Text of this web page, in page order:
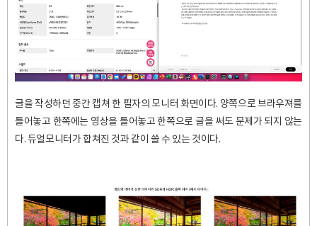
글을 작성하던 중간 캡쳐 한 필자의 모니터 화면이다. 양쪽으로 브라우져를
틀어놓고 한쪽에는 영상을 틀어놓고 한쪽으로 글을 써도 문제가 되지 않는
다. 듀얼모니터가 합쳐진 것과 같이 쓸 수 있는 것이다.